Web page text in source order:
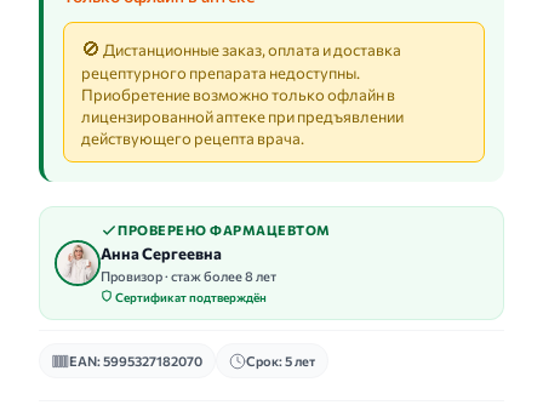
🚫 Дистанционные заказ, оплата и доставка
рецептурного препарата недоступны.
Приобретение возможно только офлайн в
лицензированной аптеке при предъявлении
действующего рецепта врача.
ПРОВЕРЕНО ФАРМАЦЕВТОМ
Анна Сергеевна
Провизор · стаж более 8 лет
Сертификат подтверждён
EAN: 5995327182070 Срок: 5 лет